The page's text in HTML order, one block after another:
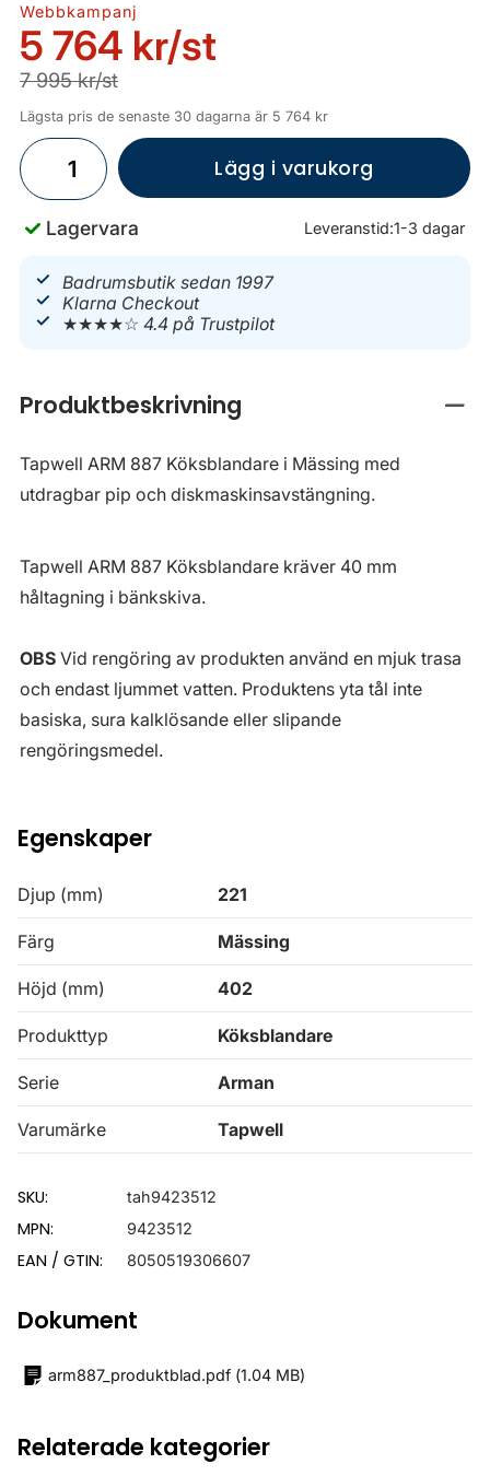
Webbkampanj
5 764 kr/st
7 995 kr/st
Lägsta pris de senaste 30 dagarna är 5 764 kr
Lägg i varukorg
Lagervara Leveranstid:1-3 dagar
Badrumsbutik sedan 1997
Klarna Checkout
★★★★☆4.4 på Trustpilot
Produktbeskrivning
Tapwell ARM 887 Köksblandare i Mässing med
utdragbar pip och diskmaskinsavstängning.
Tapwell ARM 887 Köksblandare kräver 40 mm
håltagning i bänkskiva.
OBS Vid rengöring av produkten använd en mjuk trasa
och endast ljummet vatten. Produktens yta tål inte
basiska, sura kalklösande eller slipande
rengöringsmedel.
Egenskaper
Djup (mm) 221
Färg Mässing
Höjd (mm) 402
Produkttyp Köksblandare
Serie Arman
Varumärke Tapwell
SKU: tah9423512
MPN: 9423512
EAN / GTIN: 8050519306607
Dokument
arm887_produktblad.pdf (1.04 MB)
Relaterade kategorier